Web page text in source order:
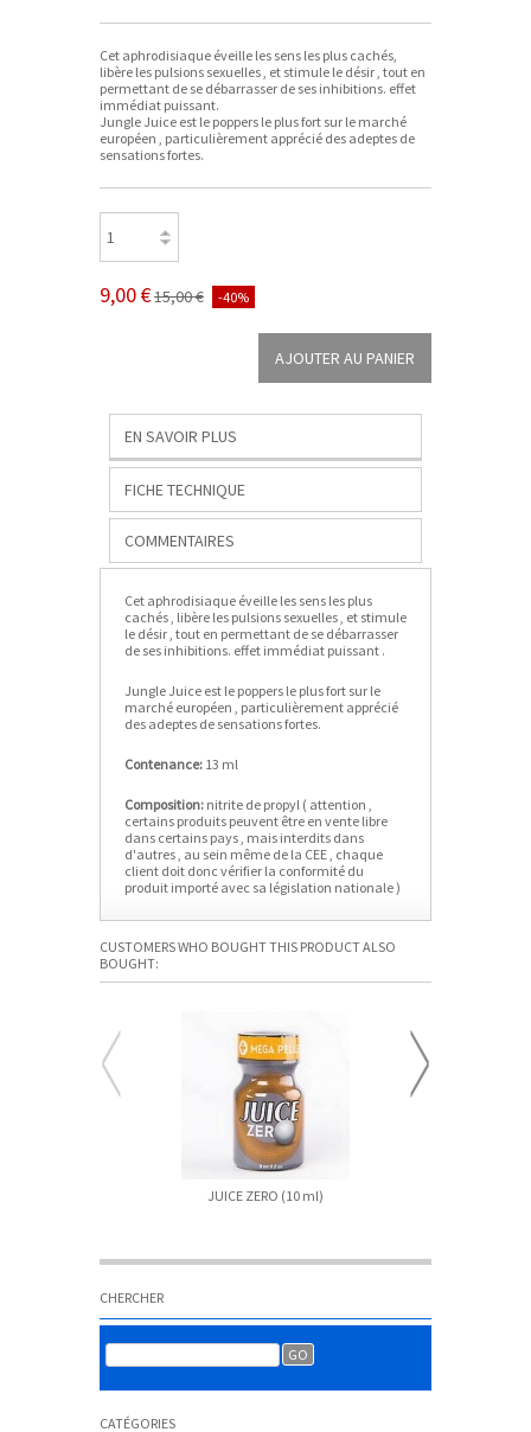
Cet aphrodisiaque éveille les sens les plus cachés,
libère les pulsions sexuelles , et stimule le désir , tout en
permettant de se débarrasser de ses inhibitions. effet
immédiat puissant.
Jungle Juice est le poppers le plus fort sur le marché
européen , particulièrement apprécié des adeptes de
sensations fortes.
9,00 €15,00 € -40%
EN SAVOIR PLUS
FICHE TECHNIQUE
COMMENTAIRES
Cet aphrodisiaque éveille les sens les plus
cachés , libère les pulsions sexuelles , et stimule
le désir , tout en permettant de se débarrasser
de ses inhibitions. effet immédiat puissant .
Jungle Juice est le poppers le plus fort sur le
marché européen , particulièrement apprécié
des adeptes de sensations fortes.
Contenance: 13 ml
Composition: nitrite de propyl ( attention ,
certains produits peuvent être en vente libre
dans certains pays , mais interdits dans
d'autres , au sein même de la CEE , chaque
client doit donc vérifier la conformité du
produit importé avec sa législation nationale )
CUSTOMERS WHO BOUGHT THIS PRODUCT ALSO
BOUGHT:
JUICE ZERO (10 ml)
CHERCHER
CATÉGORIES